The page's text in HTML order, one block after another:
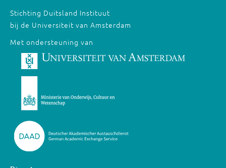
Stichting Duitsland Instituut
bij de Universiteit van Amsterdam
Met ondersteuning van